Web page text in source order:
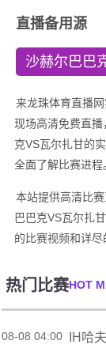
直播备用源
沙赫尔巴巴
来龙珠体育直播
现场高清免费直
克VS瓦尔扎甘的
全面了解比赛进程
本站提供高清比
巴巴克VS瓦尔扎
的比赛视频和详尽
热门比赛HOT
08-08 04:00 IH哈